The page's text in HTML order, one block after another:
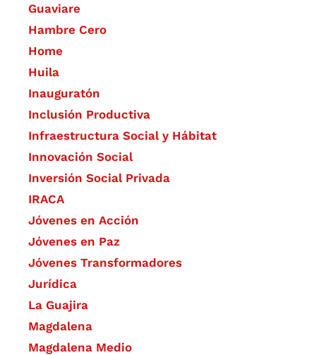
Guaviare
Hambre Cero
Home
Huila
Inauguratón
Inclusión Productiva
Infraestructura Social y Hábitat
​Innovación Social
Inversión Social Privada
IRACA
Jóvenes en Acción
Jóvenes en Paz
Jóvenes Transformadores
Jurídica
La Guajira
Magdalena
Magdalena Medio